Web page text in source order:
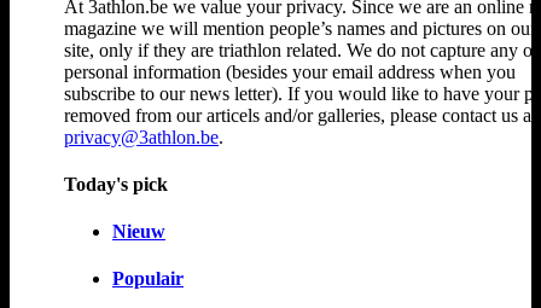
At 3athlon.be we value your privacy. Since we are an online
magazine we will mention people’s names and pictures on
site, only if they are triathlon related. We do not capture any
personal information (besides your email address when you
subscribe to our news letter). If you would like to have your
removed from our articels and/or galleries, please contact us at
privacy@3athlon.be.
Today's pick
Nieuw
Populair